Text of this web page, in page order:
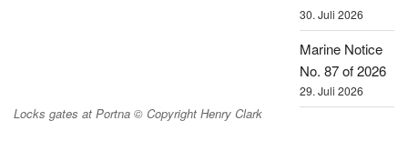
Locks gates at Portna © Copyright Henry Clark
30. Juli 2026
Marine Notice
No. 87 of 2026
29. Juli 2026